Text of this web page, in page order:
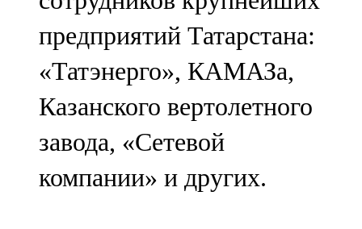
Теләче
106,1 FM
Түбән Кама
102,6 FM
Чирмешән
107,7 FM
предприятий Татарстана:
«Татэнерго», КАМАЗа,
Казанского вертолетного
завода, «Сетевой
компании» и других.